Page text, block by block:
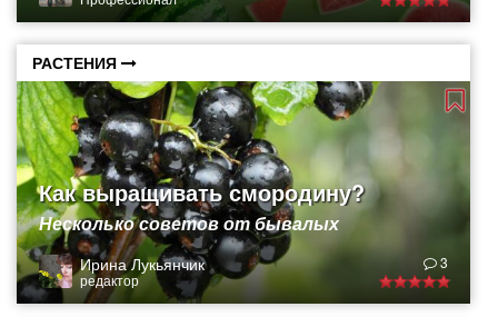
РАСТЕНИЯ
Как выращивать смородину?
Несколько советов от бывалых
Ирина Лукьянчик
редактор
3